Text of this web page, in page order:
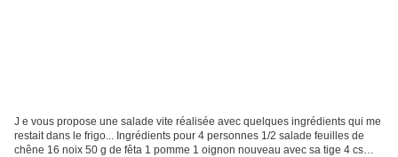
J e vous propose une salade vite réalisée avec quelques ingrédients qui me
restait dans le frigo... Ingrédients pour 4 personnes 1/2 salade feuilles de
chêne 16 noix 50 g de fêta 1 pomme 1 oignon nouveau avec sa tige 4 cs